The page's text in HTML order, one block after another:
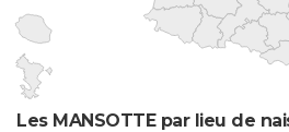
Les MANSOTTE par lieu de